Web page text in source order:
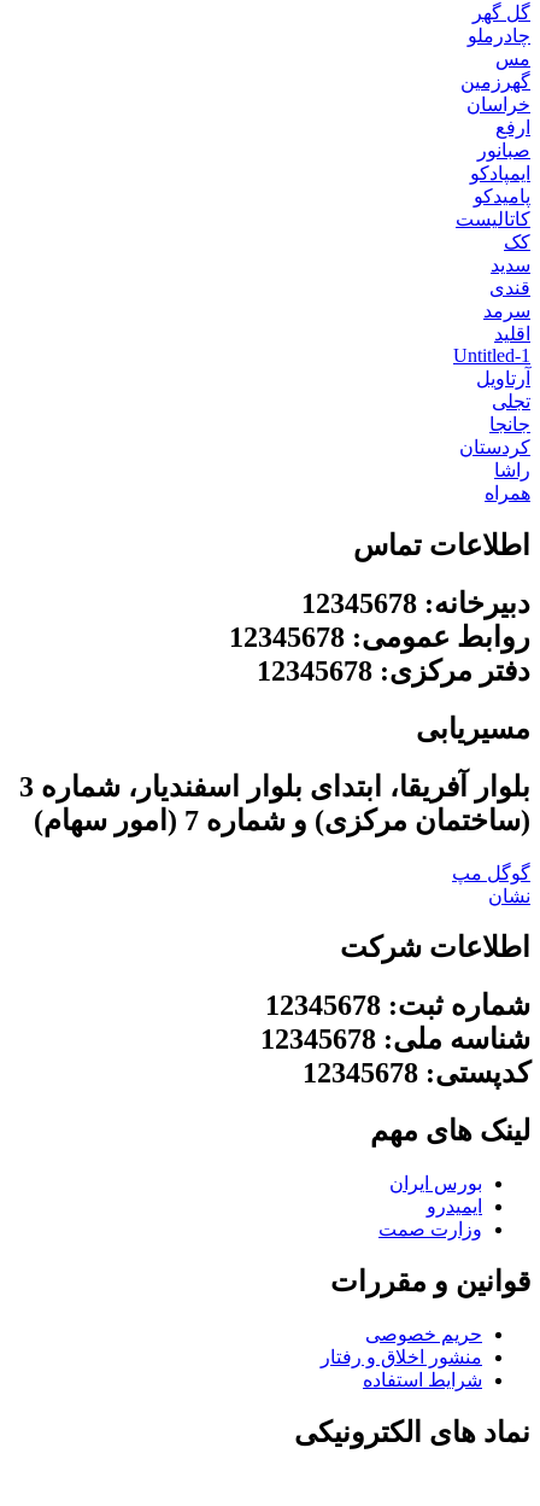
گل گهر
چادرملو
مس
گهرزمین
خراسان
ارفع
صبانور
ایمپادکو
پامیدکو
کاتالیست
کک
سدید
قندی
سرمد
اقلید
Untitled-1
آرتاویل
تجلی
جانجا
کردستان
راشا
همراه
اطلاعات تماس
دبیرخانه: 12345678
روابط عمومی: 12345678
دفتر مرکزی: 12345678
مسیریابی
بلوار آفریقا، ابتدای بلوار اسفندیار، شماره 3
(ساختمان مرکزی) و شماره 7 (امور سهام)
گوگل مپ
نشان
اطلاعات شرکت
شماره ثبت: 12345678
شناسه ملی: 12345678
کدپستی: 12345678
لینک های مهم
بورس ایران
ایمیدرو
وزارت صمت
قوانین و مقررات
حریم خصوصی
منشور اخلاق و رفتار
شرایط استفاده
نماد های الکترونیکی